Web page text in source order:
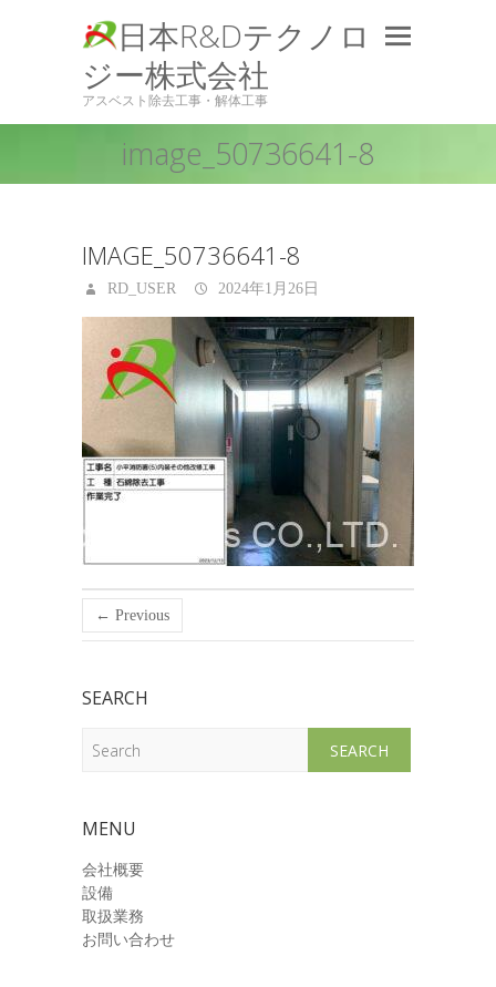
日本R&Dテクノロ
ジー株式会社
アスベスト除去工事・解体工事
image_50736641-8
IMAGE_50736641-8
RD_USER 2024年1月26日
← Previous
SEARCH
MENU
会社概要
設備
取扱業務
お問い合わせ